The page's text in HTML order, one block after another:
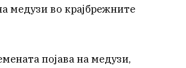
медузи во крајбрежните
појава на медузи,